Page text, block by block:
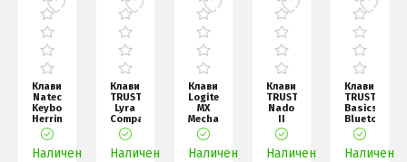
Клавиатура
Natec
Keyboard
Herring
US,
Black,
Slim
Наличен
Клавиатура
TRUST
Lyra
Compact
Wireless
Keyboard
US
Наличен
Клавиатура
Logitech
MX
Mechanical
Mini
for
Mac
Наличен
Клавиатура
TRUST
Nado
II
Multidevice
Bluetooth
Key
Наличен
Клавиатура
TRUST
Basics
Bluetooth
Keyboard
US
Наличен